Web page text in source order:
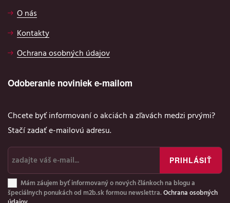
O nás
Kontakty
Ochrana osobných údajov
Odoberanie noviniek e-mailom
Chcete byť informovaní o akciách a zľavách medzi prvými?
Stačí zadať e-mailovú adresu.
Mám záujem byť informovaný o nových článkoch na blogu a
špeciálnych ponukách od m2b.sk formou newslettra. Ochrana osobných